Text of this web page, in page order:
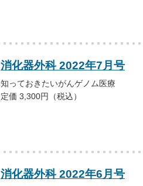
消化器外科 2022年7月号
知っておきたいがんゲノム医療
定価 3,300円（税込）
消化器外科 2022年6月号